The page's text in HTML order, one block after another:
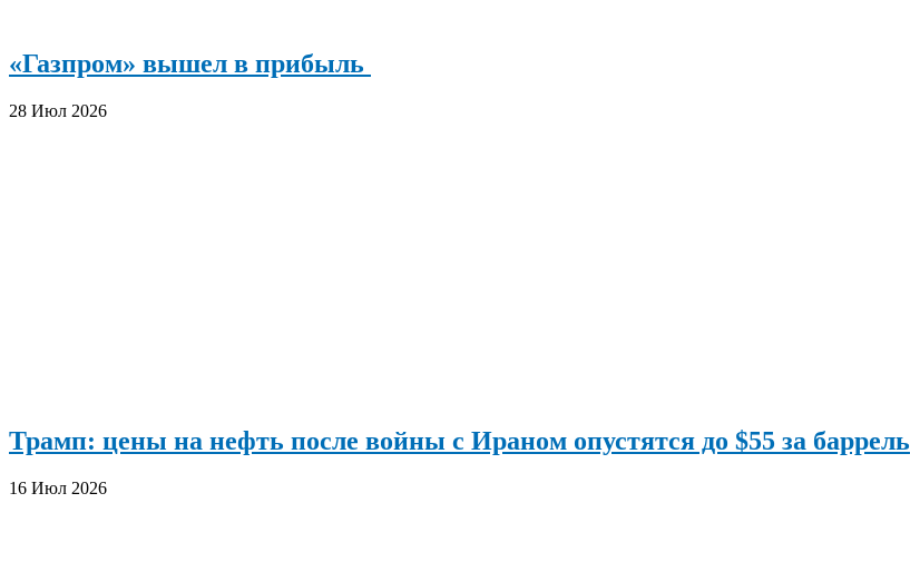
«Газпром» вышел в прибыль
28 Июл 2026
Трамп: цены на нефть после войны с Ираном опустятся до $55 за баррель
16 Июл 2026